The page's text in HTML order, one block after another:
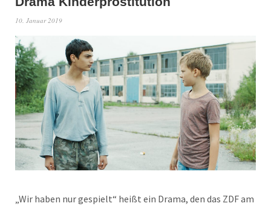
10. Januar 2019
„Wir haben nur gespielt“ heißt ein Drama, den das ZDF am